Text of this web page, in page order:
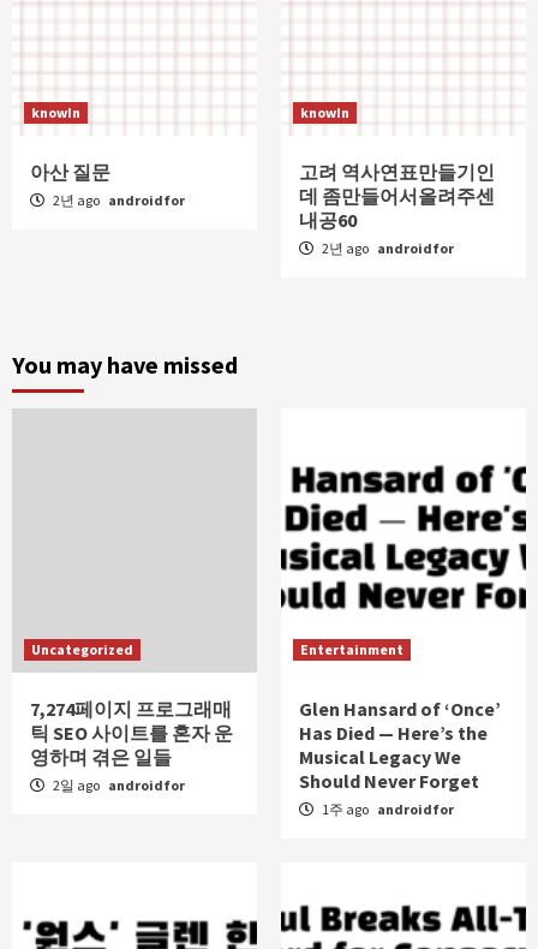
knowIn
아산 질문
2년 ago androidfor
knowIn
고려 역사연표만들기인
데 좀만들어서올려주센
내공60
2년 ago androidfor
You may have missed
Uncategorized
7,274페이지 프로그래매
틱 SEO 사이트를 혼자 운
영하며 겪은 일들
2일 ago androidfor
Entertainment
Glen Hansard of ‘Once’
Has Died — Here’s the
Musical Legacy We
Should Never Forget
1주 ago androidfor